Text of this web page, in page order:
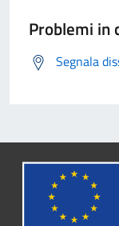
Problemi in
Segnala